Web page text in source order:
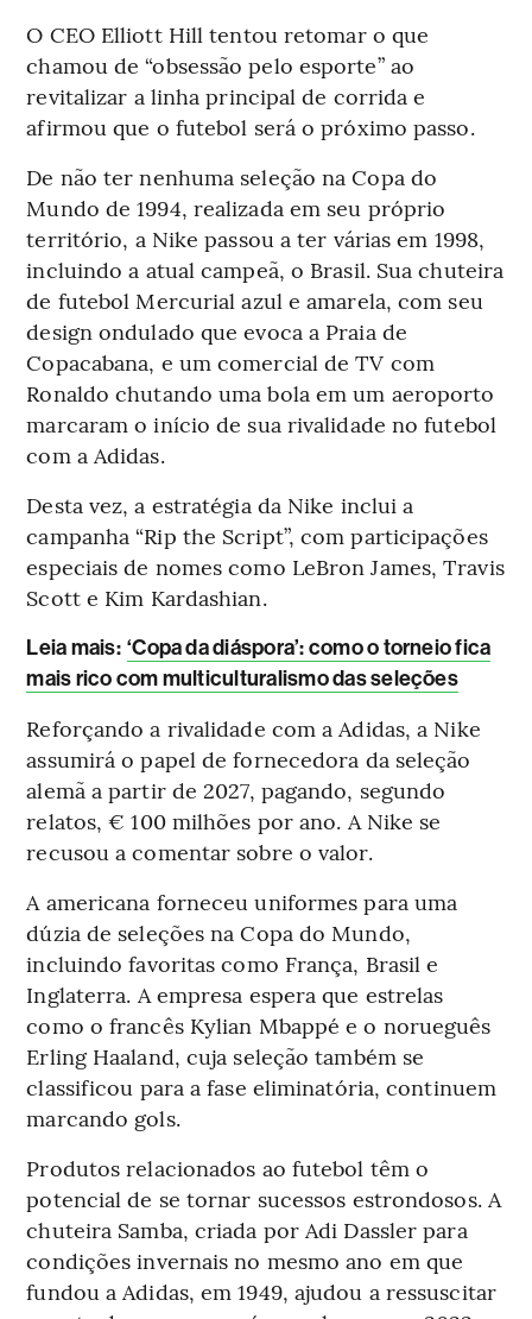
O CEO Elliott Hill tentou retomar o que
chamou de “obsessão pelo esporte” ao
revitalizar a linha principal de corrida e
afirmou que o futebol será o próximo passo.
De não ter nenhuma seleção na Copa do
Mundo de 1994, realizada em seu próprio
território, a Nike passou a ter várias em 1998,
incluindo a atual campeã, o Brasil. Sua chuteira
de futebol Mercurial azul e amarela, com seu
design ondulado que evoca a Praia de
Copacabana, e um comercial de TV com
Ronaldo chutando uma bola em um aeroporto
marcaram o início de sua rivalidade no futebol
com a Adidas.
Desta vez, a estratégia da Nike inclui a
campanha “Rip the Script”, com participações
especiais de nomes como LeBron James, Travis
Scott e Kim Kardashian.
Leia mais: ‘Copa da diáspora’: como o torneio fica
mais rico com multiculturalismo das seleções
Reforçando a rivalidade com a Adidas, a Nike
assumirá o papel de fornecedora da seleção
alemã a partir de 2027, pagando, segundo
relatos, € 100 milhões por ano. A Nike se
recusou a comentar sobre o valor.
A americana forneceu uniformes para uma
dúzia de seleções na Copa do Mundo,
incluindo favoritas como França, Brasil e
Inglaterra. A empresa espera que estrelas
como o francês Kylian Mbappé e o norueguês
Erling Haaland, cuja seleção também se
classificou para a fase eliminatória, continuem
marcando gols.
Produtos relacionados ao futebol têm o
potencial de se tornar sucessos estrondosos. A
chuteira Samba, criada por Adi Dassler para
condições invernais no mesmo ano em que
fundou a Adidas, em 1949, ajudou a ressuscitar